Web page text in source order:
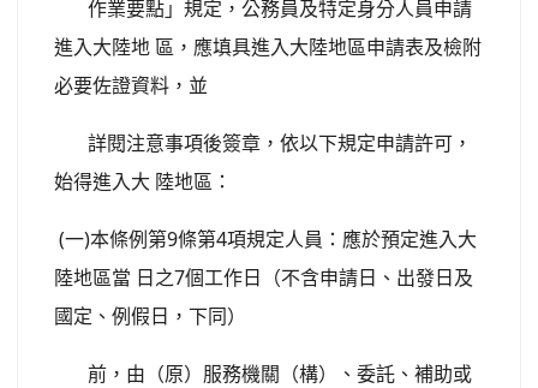
作業要點」規定，公務員及特定身分人員申請
進入大陸地 區，應填具進入大陸地區申請表及檢附
必要佐證資料，並
詳閱注意事項後簽章，依以下規定申請許可，
始得進入大 陸地區：
(一)本條例第9條第4項規定人員：應於預定進入大
陸地區當 日之7個工作日（不含申請日、出發日及
國定、例假日，下同）
前，由（原）服務機關（構）、委託、補助或